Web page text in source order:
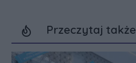
Przeczytaj także